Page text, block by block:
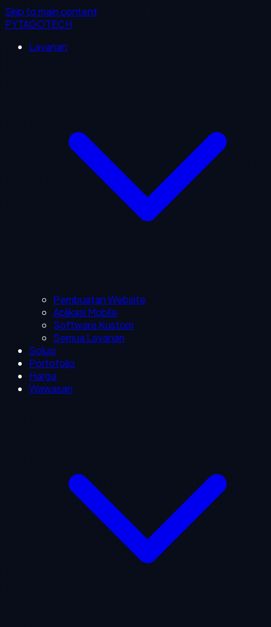
Skip to main content
PYTAGOTECH
Layanan
Pembuatan Website
Aplikasi Mobile
Software Kustom
Semua Layanan
Solusi
Portofolio
Harga
Wawasan